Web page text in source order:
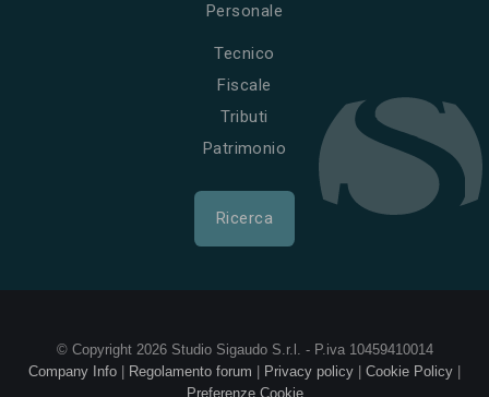
Personale
Tecnico
Fiscale
Tributi
Patrimonio
Ricerca
© Copyright 2026 Studio Sigaudo S.r.l. - P.iva 10459410014
Company Info
Regolamento forum Privacy policy Cookie Policy
Preferenze Cookie